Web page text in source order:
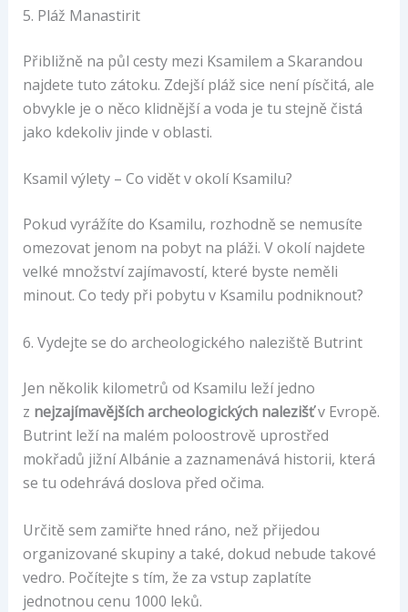
5. Pláž Manastirit
Přibližně na půl cesty mezi Ksamilem a Skarandou
najdete tuto zátoku. Zdejší pláž sice není písčitá, ale
obvykle je o něco klidnější a voda je tu stejně čistá
jako kdekoliv jinde v oblasti.
Ksamil výlety – Co vidět v okolí Ksamilu?
Pokud vyrážíte do Ksamilu, rozhodně se nemusíte
omezovat jenom na pobyt na pláži. V okolí najdete
velké množství zajímavostí, které byste neměli
minout. Co tedy při pobytu v Ksamilu podniknout?
6. Vydejte se do archeologického naleziště Butrint
Jen několik kilometrů od Ksamilu leží jedno
z nejzajímavějších archeologických nalezišťv Evropě.
Butrint leží na malém poloostrově uprostřed
mokřadů jižní Albánie a zaznamenává historii, která
se tu odehrává doslova před očima.
Určitě sem zamiřte hned ráno, než přijedou
organizované skupiny a také, dokud nebude takové
vedro. Počítejte s tím, že za vstup zaplatíte
jednotnou cenu 1000 leků.